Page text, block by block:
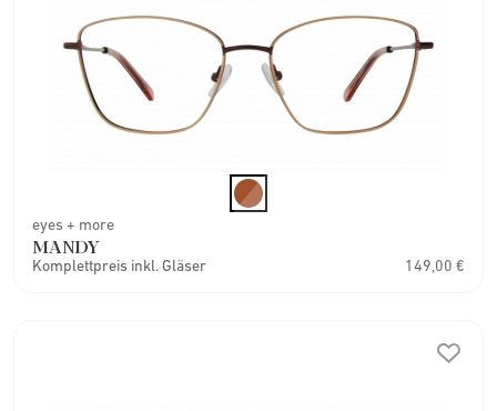
eyes + more
MANDY
Komplettpreis inkl. Gläser 149,00 €